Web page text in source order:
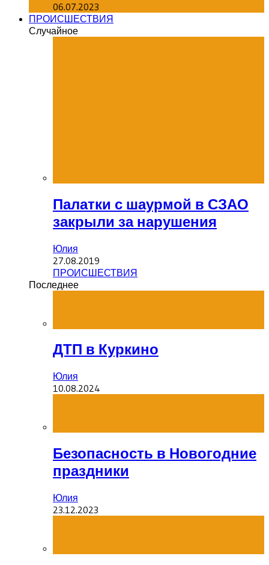
06.07.2023
ПРОИСШЕСТВИЯ
Случайное
Палатки с шаурмой в СЗАО
закрыли за нарушения
Юлия
27.08.2019
ПРОИСШЕСТВИЯ
Последнее
ДТП в Куркино
Юлия
10.08.2024
Безопасность в Новогодние
праздники
Юлия
23.12.2023